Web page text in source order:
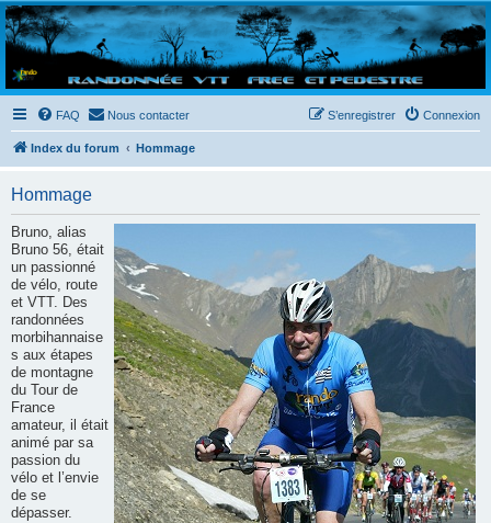
Randovttfree.fr
Bienvenue sur le site des randos vtt et pédestre de Bretagne . Bonne navigation sur le site
et bonnes randos dans l'Ouest !
FAQ Nous contacter Connexion
S’enregistrer
Index du forum Hommage
Hommage
Bruno, alias
Bruno 56, était
un passionné
de vélo, route
et VTT. Des
randonnées
morbihannaise
s aux étapes
de montagne
du Tour de
France
amateur, il était
animé par sa
passion du
vélo et l’envie
de se
dépasser.